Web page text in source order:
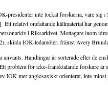
presidenter inte lockat forskarna, vare sig
Ett relativt omfattande källmaterial har
i Riksarkivet. Mottagare inom
skilda IOK-ledamöter, främst Avery
Handlingar är sorterade efter de
problem för icke-fransktalande forskare
IOK mer anglosaxiskt orienterat, inte minst